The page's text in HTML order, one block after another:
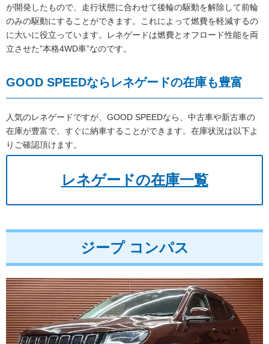
が開発したもので、走行状態に合わせて後輪の駆動を解除して前輪
のみの駆動にすることができます。これによって燃費を軽減するの
に大いに役立っています。レネゲードは燃費とオフロード性能を両
立させた”本格4WD車”なのです。
GOOD SPEEDならレネゲードの在庫も豊富
人気のレネゲードですが、GOOD SPEEDなら、中古車や新古車の
在庫が豊富で、すぐに納車することができます。在庫状況は以下よ
りご確認頂けます。
レネゲードの在庫一覧
ジープ コンパス